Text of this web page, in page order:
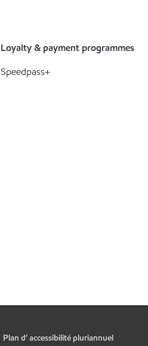
Loyalty & payment programmes
Speedpass+
Plan d’ accessibilité pluriannuel